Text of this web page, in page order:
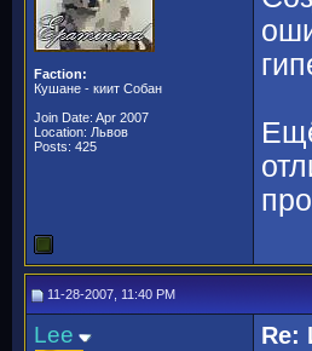
Faction:
Кушане - киит Собан
Join Date: Apr 2007
Location: Львов
Posts: 425
11-28-2007, 11:40 PM
Lee Re: